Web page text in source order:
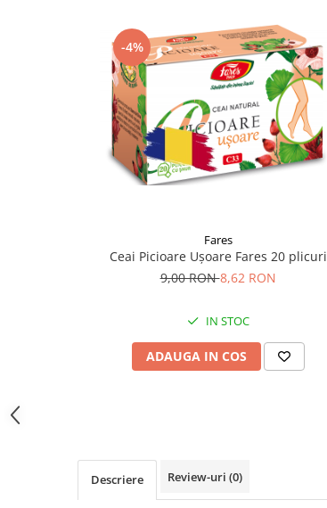
Supliment Vitamina E
Tincturi si Gemoderivate
Tuse gat si respiratie
Vitamine si minerale
-4%
Fares
Ceai Picioare Ușoare Fares 20 plicuri
9,00 RON8,62 RON
IN STOC
ADAUGA IN COS
Descriere Review-uri (0)